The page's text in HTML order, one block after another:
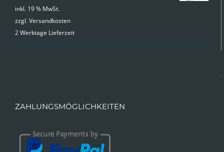
Preis
war:
inkl. 19 % MwSt.
zzgl.Versandkosten
2 Werktage Lieferzeit
ZAHLUNGSMÖGLICHKEITEN